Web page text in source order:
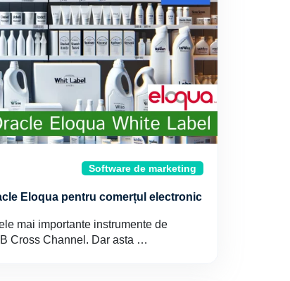
Software de marketing
Eloqua pentru comerțul electronic
mai importante instrumente de
Cross Channel. Dar asta …